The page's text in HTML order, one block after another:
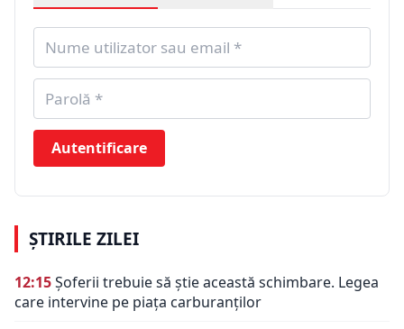
Autentificare
ȘTIRILE ZILEI
12:15Șoferii trebuie să știe această schimbare. Legea
care intervine pe piața carburanților